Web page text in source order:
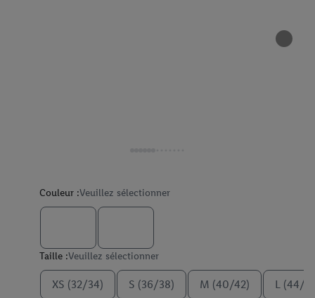
Couleur :Veuillez sélectionner
Taille :Veuillez sélectionner
XS (32/34) S (36/38) M (40/42) L (44/